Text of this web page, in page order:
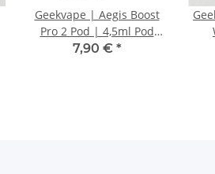
Geekvape | Aegis Boost
Pro 2 Pod | 4,5ml Pod
Leer | 2 Stk.
7,90 € *